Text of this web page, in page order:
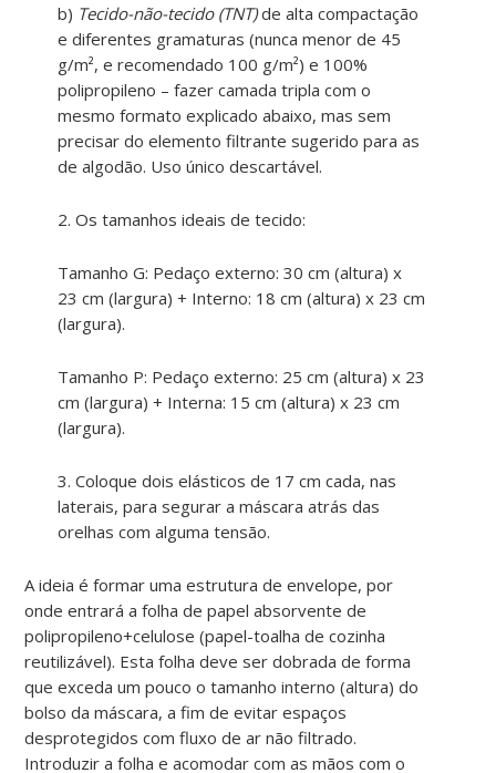
b) Tecido-não-tecido (TNT)de alta compactação
e diferentes gramaturas (nunca menor de 45
g/m², e recomendado 100 g/m²) e 100%
polipropileno – fazer camada tripla com o
mesmo formato explicado abaixo, mas sem
precisar do elemento filtrante sugerido para as
de algodão. Uso único descartável.
2. Os tamanhos ideais de tecido:
Tamanho G: Pedaço externo: 30 cm (altura) x
23 cm (largura) + Interno: 18 cm (altura) x 23 cm
(largura).
Tamanho P: Pedaço externo: 25 cm (altura) x 23
cm (largura) + Interna: 15 cm (altura) x 23 cm
(largura).
3. Coloque dois elásticos de 17 cm cada, nas
laterais, para segurar a máscara atrás das
orelhas com alguma tensão.
A ideia é formar uma estrutura de envelope, por
onde entrará a folha de papel absorvente de
polipropileno+celulose (papel-toalha de cozinha
reutilizável). Esta folha deve ser dobrada de forma
que exceda um pouco o tamanho interno (altura) do
bolso da máscara, a fim de evitar espaços
desprotegidos com fluxo de ar não filtrado.
Introduzir a folha e acomodar com as mãos com o